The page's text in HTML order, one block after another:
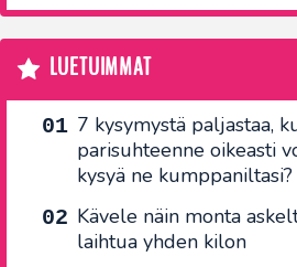
LUETUIMMAT
7 kysymystä paljastaa,
parisuhteenne oikeasti
kysyä ne kumppaniltasi?
Kävele näin monta
laihtua yhden kilon